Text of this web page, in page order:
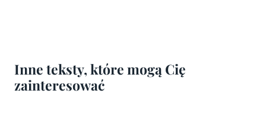
Inne teksty, które mogą Cię
zainteresować